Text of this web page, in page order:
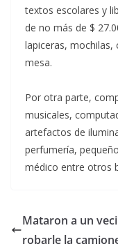
textos escolares y
de no más de $
lapiceras, mochilas,
mesa.
Por otra parte,
musicales,
artefactos de
perfumería,
médico entre otros
Mataron a un
robarle la